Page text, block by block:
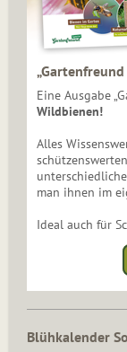
Eine Ausgabe
Wildbienen!
Alles
man ihnen im
Ideal auch für
Blühkalender